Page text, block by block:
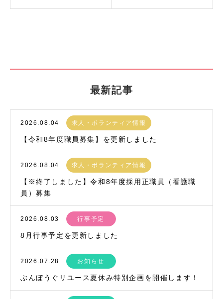
最新記事
2026.08.04 求人・ボランティア情報
【令和8年度職員募集】を更新しました
2026.08.04 求人・ボランティア情報
【※終了しました】令和8年度採用正職員（看護職
員）募集
2026.08.03 行事予定
8月行事予定を更新しました
2026.07.28 お知らせ
ぶんぼうぐリユース夏休み特別企画を開催します！